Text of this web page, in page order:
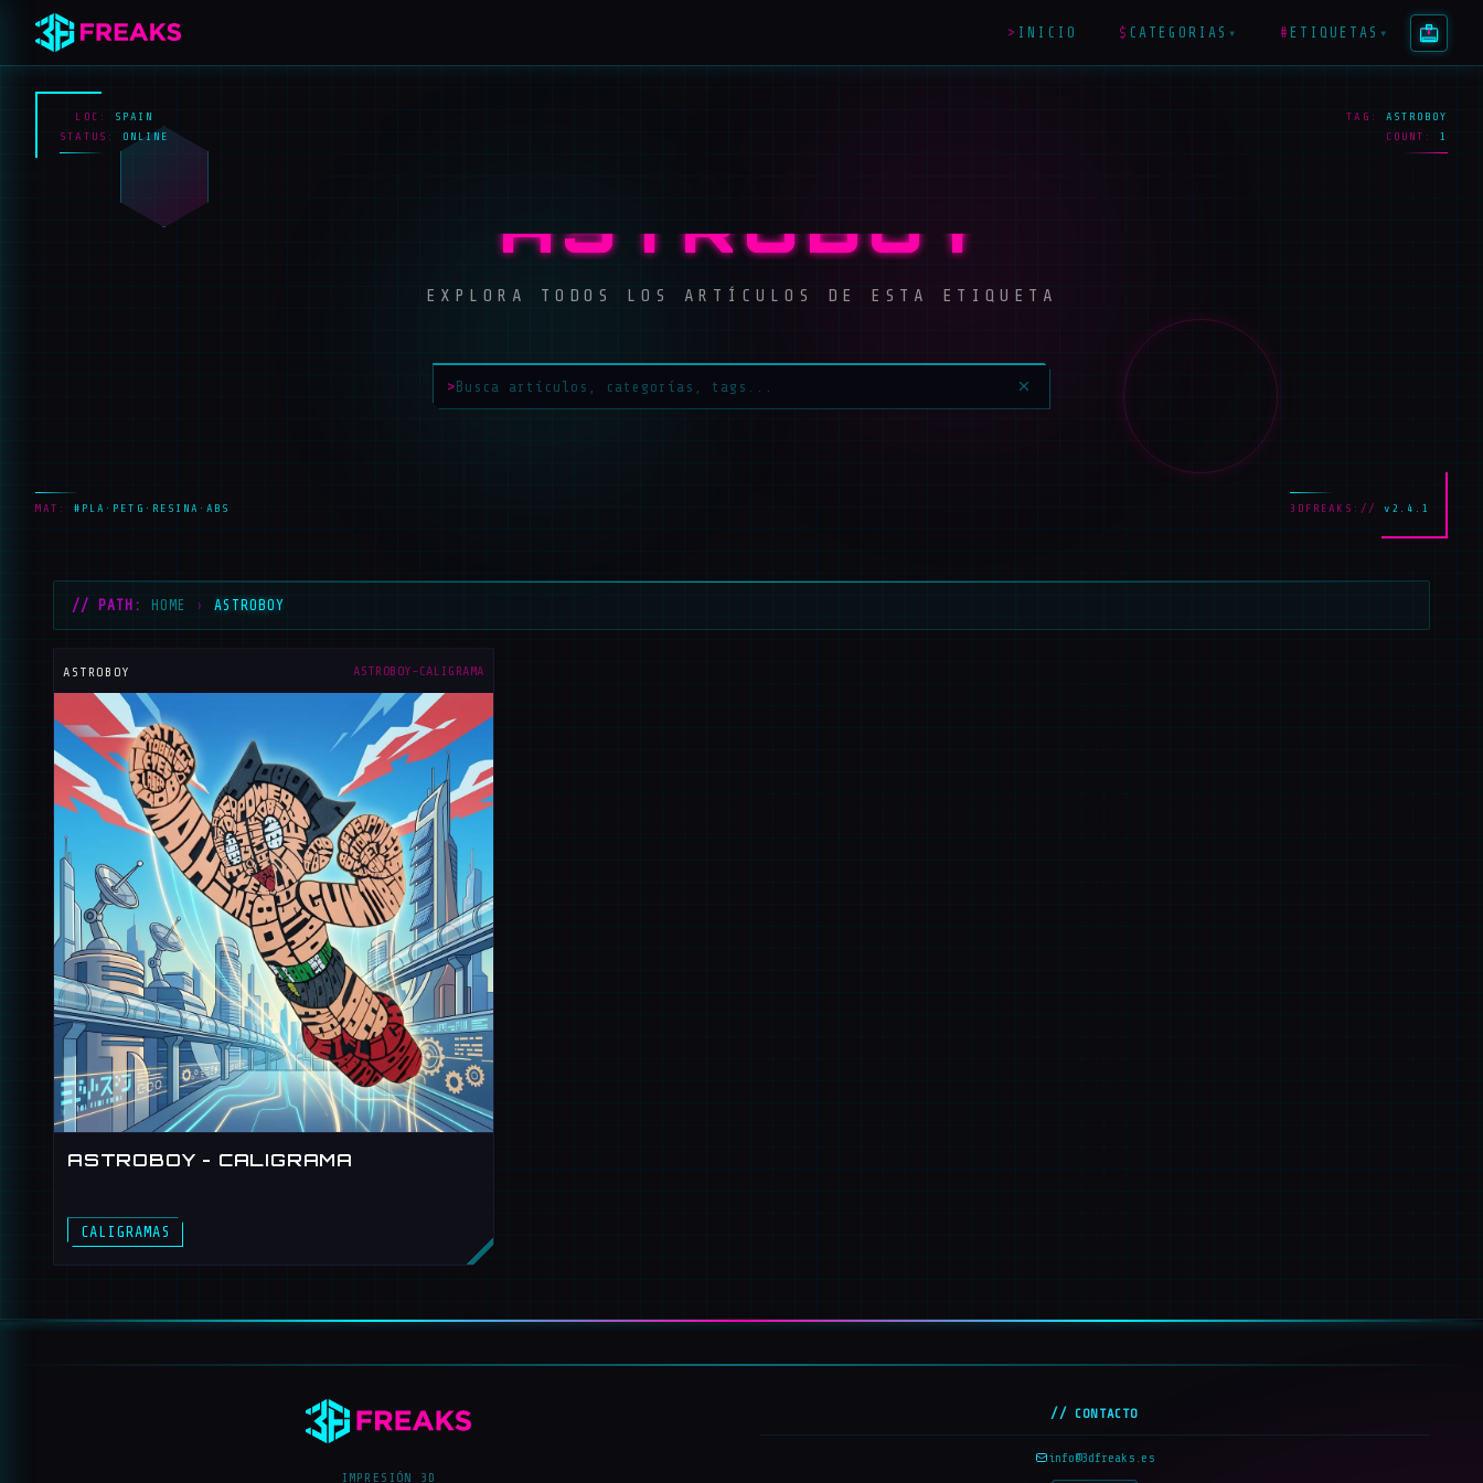
> INICIO $ CATEGORIAS ▾ # ETIQUETAS ▾
LOC:
SPAIN
STATUS:
ONLINE
TAG:
ASTROBOY
COUNT:
1
MAT: #PLA·PETG·RESINA·ABS 3DFREAKS:// v2.4.1
ASTROBOY
EXPLORA TODOS LOS ARTÍCULOS DE ESTA ETIQUETA
>
// PATH: HOME › ASTROBOY
ASTROBOY ASTROBOY-CALIGRAMA
ASTROBOY - CALIGRAMA
CALIGRAMAS
IMPRESIÓN 3D
// CONTACTO
info@3dfreaks.es